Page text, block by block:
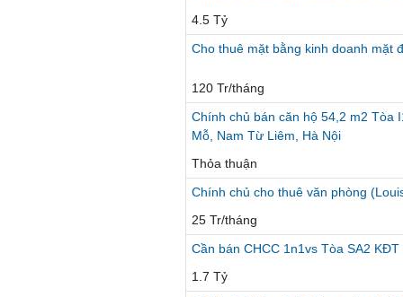
4.5 Tỷ
Cho thuê mặt bằng kinh doanh mặt
120 Tr/tháng
Chính chủ bán căn hộ 54,2 m2 Tòa
Mỗ, Nam Từ Liêm, Hà Nội
Thỏa thuận
Chính chủ cho thuê văn phòng
25 Tr/tháng
Cần bán CHCC 1n1vs Tòa SA2
1.7 Tỷ